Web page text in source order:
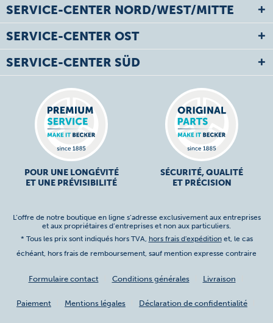
SERVICE-CENTER NORD/WEST/MITTE
SERVICE-CENTER OST
SERVICE-CENTER SÜD
POUR UNE LONGÉVITÉ
ET UNE PRÉVISIBILITÉ
SÉCURITÉ, QUALITÉ
ET PRÉCISION
L’offre de notre boutique en ligne s’adresse exclusivement aux entreprises
et aux propriétaires d’entreprises et non aux particuliers.
* Tous les prix sont indiqués hors TVA, hors frais d'expéditionet, le cas
échéant, hors frais de remboursement, sauf mention expresse contraire
Formulaire contact Conditions générales Livraison
Paiement Mentions légales Déclaration de confidentialité